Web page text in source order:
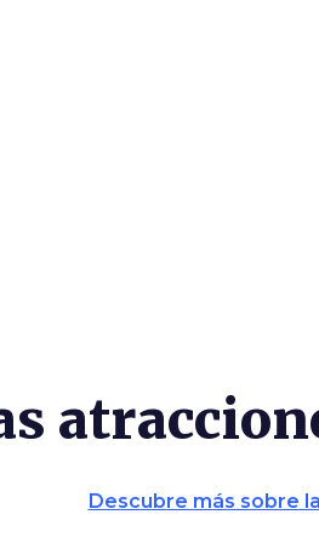
Descubre más sobre